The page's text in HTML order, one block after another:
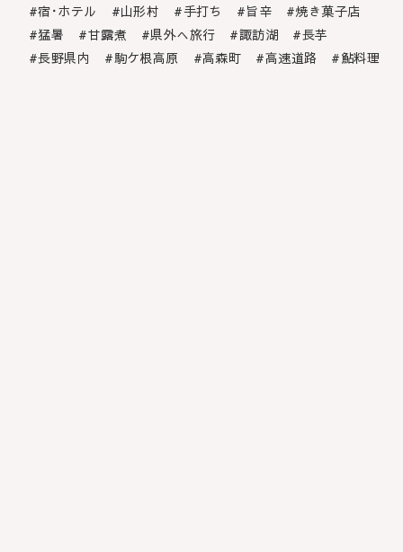
宿･ホテル
山形村 手打ち 旨辛
焼き菓子店
猛暑
甘露煮 県外へ旅行 諏訪湖
長芋
長野県内
駒ケ根高原 高森町 高速道路 鮎料理